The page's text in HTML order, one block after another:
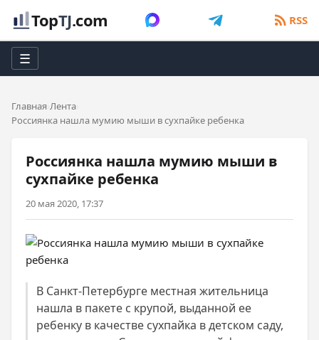
TopTJ.com RSS
☰
Главная Лента
Россиянка нашла мумию мыши в сухпайке ребенка
Россиянка нашла мумию мыши в
сухпайке ребенка
20 мая 2020, 17:37
В Санкт-Петербурге местная жительница
нашла в пакете c крупой, выданной ее
ребенку в качестве сухпайка в детском саду,